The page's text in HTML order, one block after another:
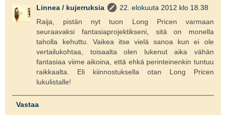
Linnea / kujerruksia
22. elokuuta 2012 klo 18.38
Raija, pistän nyt tuon Long Pricen varmaan
seuraavaksi fantasiaprojektikseni, sitä on monella
taholla kehuttu. Vaikea itse vielä sanoa kun ei ole
vertailukohtaa, toisaalta olen lukenut aika vähän
fantasiaa viime aikoina, että ehkä perinteinenkin tuntuu
raikkaalta. Eli kiinnostuksella otan Long Pricen
lukulistalle!
Vastaa